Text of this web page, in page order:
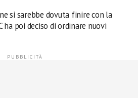
si sarebbe dovuta finire con la
ha poi deciso di ordinare nuovi